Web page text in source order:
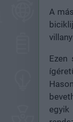
A
Ezen